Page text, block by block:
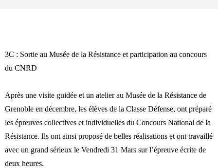
3C : Sortie au Musée de la Résistance et participation au concours
du CNRD
Après une visite guidée et un atelier au Musée de la Résistance de
Grenoble en décembre, les élèves de la Classe Défense, ont préparé
les épreuves collectives et individuelles du Concours National de la
Résistance. Ils ont ainsi proposé de belles réalisations et ont travaillé
avec un grand sérieux le Vendredi 31 Mars sur l’épreuve écrite de
deux heures.